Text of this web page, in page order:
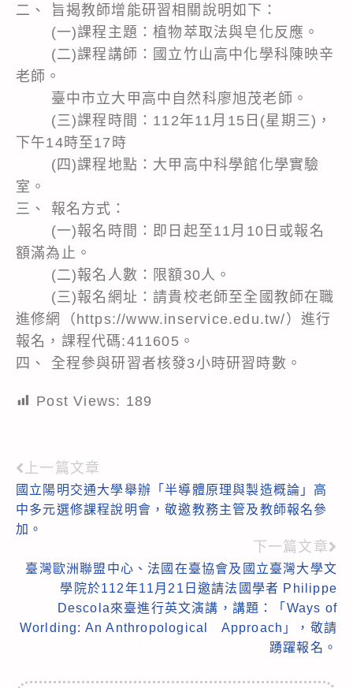
二、 旨揭教師增能研習相關說明如下：
(一)課程主題：植物萃取法與皂化反應。
(二)課程講師：國立竹山高中化學科陳映辛
老師。
臺中市立大甲高中自然科廖旭茂老師。
(三)課程時間：112年11月15日(星期三)，
下午14時至17時
(四)課程地點：大甲高中科學館化學實驗
室。
三、 報名方式：
(一)報名時間：即日起至11月10日或報名
額滿為止。
(二)報名人數：限額30人。
(三)報名網址：請貴校老師至全國教師在職
進修網（https://www.inservice.edu.tw/）進行
報名，課程代碼:411605。
四、 全程參與研習者核發3小時研習時數。
Post Views: 189
Read
more
articles
上一篇文章
國立陽明交通大學舉辦「半導體原理與製造概論」高
中多元選修課程說明會，敬邀教務主管及教師報名參
加。
下一篇文章
臺灣歐洲聯盟中心、法國在臺協會及國立臺灣大學文
學院於112年11月21日邀請法國學者 Philippe
Descola來臺進行英文演講，講題：「Ways of
Worlding: An Anthropological Approach」，敬請
踴躍報名。